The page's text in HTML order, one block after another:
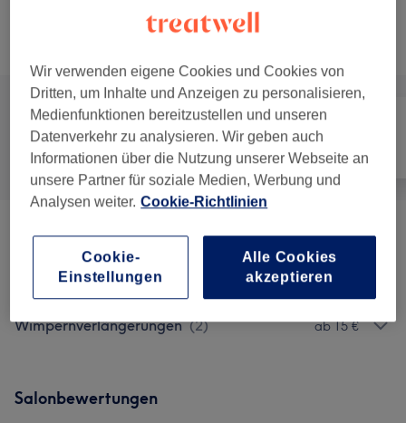
Alle Nägel Gesicht
Maniküre & Pediküre (9) ab 3 €
Nagelmodellage (6) ab 12 €
Wimpernverlängerungen (2) ab 15 €
Salonbewertungen
Wir verwenden eigene Cookies und Cookies von
Dritten, um Inhalte und Anzeigen zu personalisieren,
Medienfunktionen bereitzustellen und unseren
Datenverkehr zu analysieren. Wir geben auch
Informationen über die Nutzung unserer Webseite an
unsere Partner für soziale Medien, Werbung und
Analysen weiter. Cookie-Richtlinien
Cookie-
Einstellungen
Alle Cookies
akzeptieren